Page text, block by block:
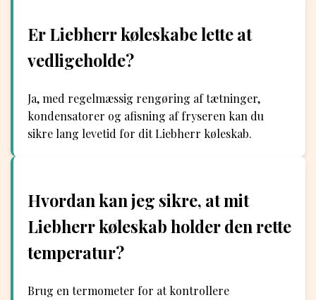
Er Liebherr køleskabe lette at
vedligeholde?
Ja, med regelmæssig rengøring af tætninger,
kondensatorer og afisning af fryseren kan du
sikre lang levetid for dit Liebherr køleskab.
Hvordan kan jeg sikre, at mit
Liebherr køleskab holder den rette
temperatur?
Brug en termometer for at kontrollere